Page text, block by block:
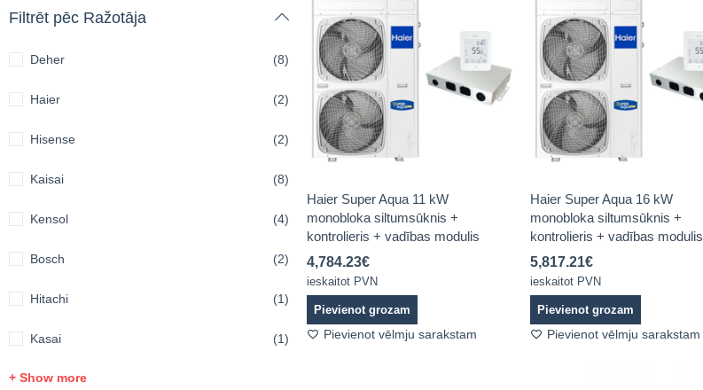
Haier Super Aqua 11 kW
monobloka siltumsūknis +
kontrolieris + vadības modulis
4,784.23€
ieskaitot PVN
Pievienot grozam
Pievienot vēlmju sarakstam
Haier Super Aqua 16 kW
monobloka siltumsūknis +
kontrolieris + vadības modulis
5,817.21€
ieskaitot PVN
Pievienot grozam
Pievienot vēlmju sarakstam
Filtrēt pēc Ražotāja
Deher (8)
Haier (2)
Hisense (2)
Kaisai (8)
Kensol (4)
Bosch (2)
Hitachi (1)
Kasai (1)
+ Show more